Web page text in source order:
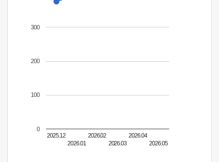
2025.12
2026.01
2026.02
2026.03
2026.04
2026.05
0
100
200
300